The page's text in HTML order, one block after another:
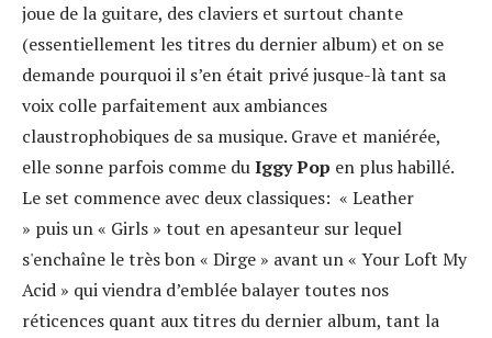
joue de la guitare, des claviers et surtout chante
(essentiellement les titres du dernier album) et on se
demande pourquoi il s’en était privé jusque-là tant sa
voix colle parfaitement aux ambiances
claustrophobiques de sa musique. Grave et maniérée,
elle sonne parfois comme duIggy Pop en plus habillé.
Le set commence avec deux classiques: « Leather
» puis un « Girls » tout en apesanteur sur lequel
s'enchaîne le très bon « Dirge » avant un « Your Loft My
Acid » qui viendra d’emblée balayer toutes nos
réticences quant aux titres du dernier album, tant la